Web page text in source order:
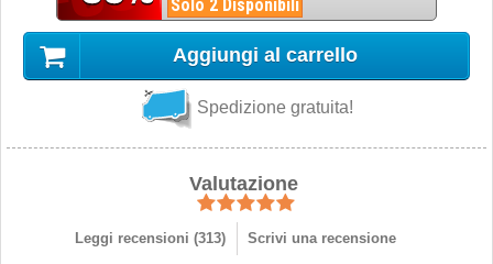
Solo 2 Disponibili
Aggiungi al carrello
Spedizione gratuita!
Valutazione
Leggi recensioni (313) Scrivi una recensione